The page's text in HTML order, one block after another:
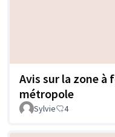
Avis sur la zone à
métropole
Sylvie 4